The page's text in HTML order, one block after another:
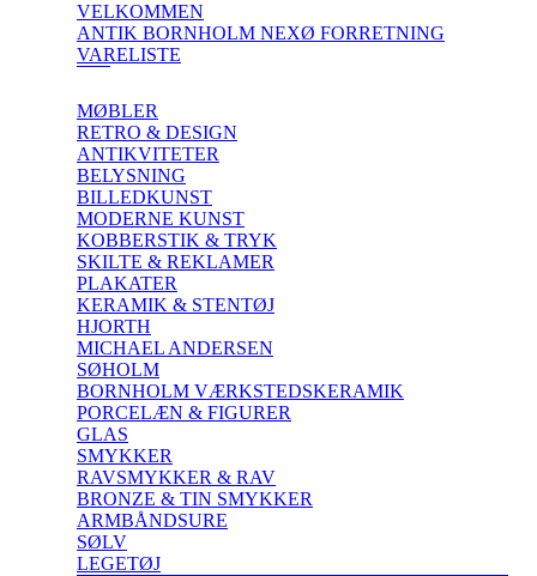
VELKOMMEN
ANTIK BORNHOLM NEXØ FORRETNING
VARELISTE
MØBLER
RETRO & DESIGN
ANTIKVITETER
BELYSNING
BILLEDKUNST
MODERNE KUNST
KOBBERSTIK & TRYK
SKILTE & REKLAMER
PLAKATER
KERAMIK & STENTØJ
HJORTH
MICHAEL ANDERSEN
SØHOLM
BORNHOLM VÆRKSTEDSKERAMIK
PORCELÆN & FIGURER
GLAS
SMYKKER
RAVSMYKKER & RAV
BRONZE & TIN SMYKKER
ARMBÅNDSURE
SØLV
LEGETØJ